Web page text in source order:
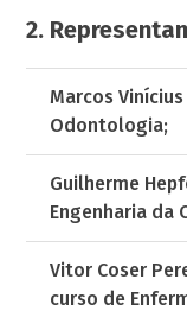
2.
Marcos
Odontologia;
Guilherme
Engenharia da
Vitor Coser
curso de